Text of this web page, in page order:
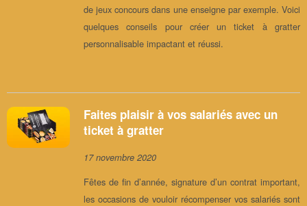
de jeux concours dans une enseigne par exemple. Voici
quelques conseils pour créer un ticket à gratter
personnalisable impactant et réussi.
Faites plaisir à vos salariés avec un
ticket à gratter
17 novembre 2020
Fêtes de fin d’année, signature d’un contrat important,
les occasions de vouloir récompenser vos salariés sont